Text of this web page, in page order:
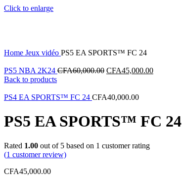
Click to enlarge
Home Jeux vidéo PS5 EA SPORTS™ FC 24
PS5 NBA 2K24 CFA60,000.00 CFA45,000.00
Back to products
PS4 EA SPORTS™ FC 24 CFA40,000.00
PS5 EA SPORTS™ FC 24
Rated 1.00 out of 5 based on 1 customer rating
(1 customer review)
CFA45,000.00